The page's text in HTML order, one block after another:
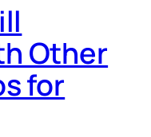
Other
for